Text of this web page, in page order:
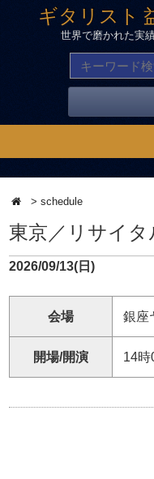
ギタリスト
世界で磨かれた実
>schedule
東京／リサイタ
2026/09/13(日)
会場 銀座
開場/開演 14時